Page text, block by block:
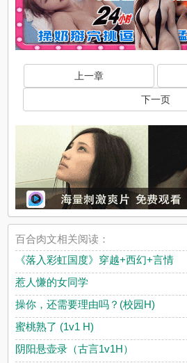
上一章
下一页
百合肉文相关阅读：
《落入彩虹国度》穿越+西幻+言情
惹人慊的女同学
操你，还需要理由吗？(校园H)
蜜桃熟了 (1v1 H)
阴阳悬壶录（古言1v1H）